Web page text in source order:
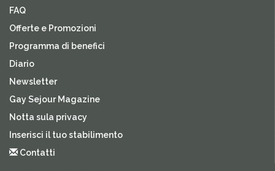
FAQ
Offerte e Promozioni
Programma di benefici
Diario
Newsletter
Gay Sejour Magazine
Notta sula privacy
Inserisci il tuo stabilimento
Contatti